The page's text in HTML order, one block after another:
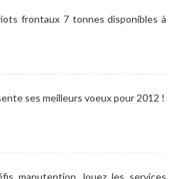
frontaux 7 tonnes disponibles à
ses meilleurs voeux pour 2012 !
manutention, louez les services